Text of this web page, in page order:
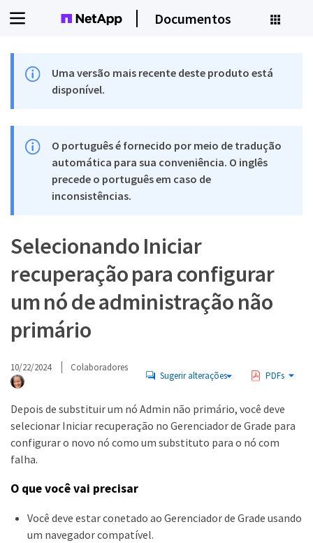
Documentos
Uma versão mais recente deste produto está
disponível.
O português é fornecido por meio de tradução
automática para sua conveniência. O inglês
precede o português em caso de
inconsistências.
Selecionando Iniciar
recuperação para configurar
um nó de administração não
primário
10/22/2024 Colaboradores
Sugerir alterações PDFs
Depois de substituir um nó Admin não primário, você deve
selecionar Iniciar recuperação no Gerenciador de Grade para
configurar o novo nó como um substituto para o nó com
falha.
O que você vai precisar
Você deve estar conetado ao Gerenciador de Grade usando
um navegador compatível.